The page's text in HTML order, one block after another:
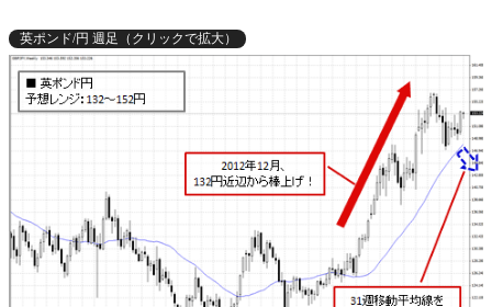
英ポンド/円 週足（クリックで拡大）